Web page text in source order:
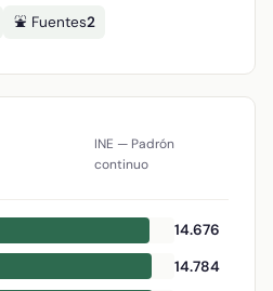
⛲ Fuentes2
INE — Padrón
continuo
14.676
14.784